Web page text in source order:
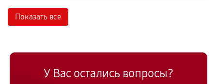
Показать все
У Вас остались вопросы?